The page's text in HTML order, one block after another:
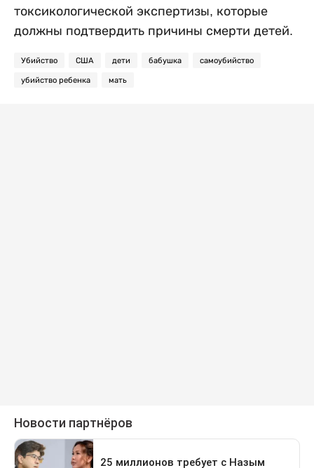
токсикологической экспертизы, которые
должны подтвердить причины смерти детей.
Убийство США дети бабушка самоубийство
убийство ребенка мать